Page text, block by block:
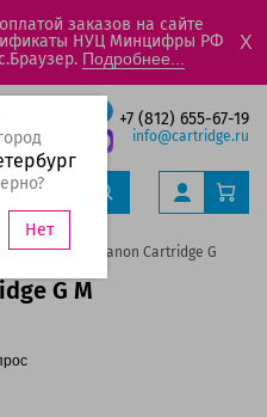
заказов на сайте
НУЦ Минцифры РФ
Подробнее...
X
+7 (812) 655-67-19
info@cartridge.ru
Нет
Картридж Canon Cartridge G M
G M